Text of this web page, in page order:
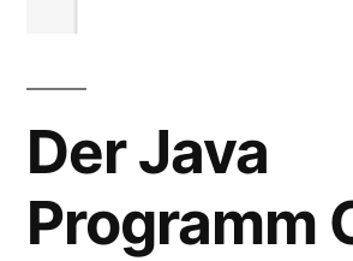
Der Java
Programm